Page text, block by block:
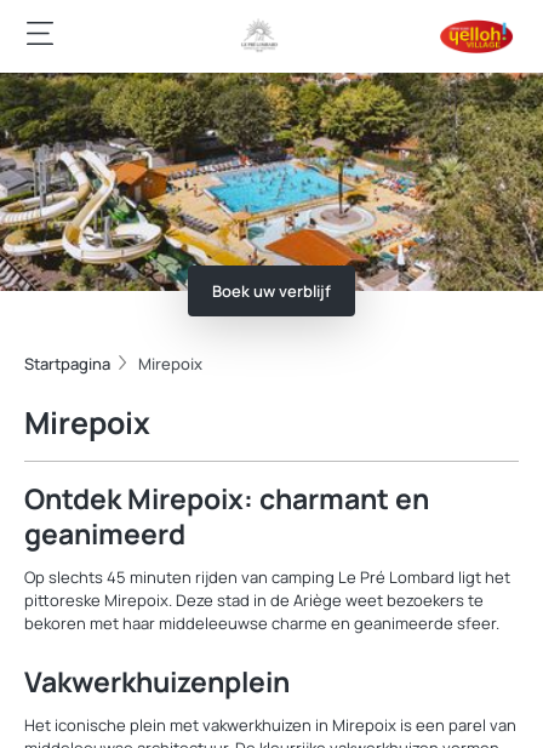
Boek uw verblijf
Startpagina Mirepoix
Mirepoix
Ontdek Mirepoix: charmant en
geanimeerd
Op slechts 45 minuten rijden van camping Le Pré Lombard ligt het
pittoreske Mirepoix. Deze stad in de Ariège weet bezoekers te
bekoren met haar middeleeuwse charme en geanimeerde sfeer.
Vakwerkhuizenplein
Het iconische plein met vakwerkhuizen in Mirepoix is een parel van